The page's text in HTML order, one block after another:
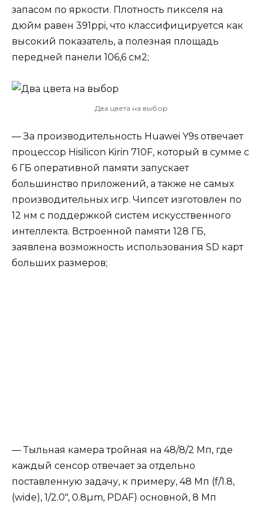
запасом по яркости. Плотность пикселя на
дюйм равен 391ppi, что классифицируется как
высокий показатель, а полезная площадь
передней панели 106,6 см2;
Два цвета на выбор
— За производительность Huawei Y9s отвечает
процессор Hisilicon Kirin 710F, который в сумме с
6 ГБ оперативной памяти запускает
большинство приложений, а также не самых
производительных игр. Чипсет изготовлен по
12 нм с поддержкой систем искусственного
интеллекта. Встроенной памяти 128 ГБ,
заявлена возможность использования SD карт
больших размеров;
— Тыльная камера тройная на 48/8/2 Мп, где
каждый сенсор отвечает за отдельно
поставленную задачу, к примеру, 48 Мп (f/1.8,
(wide), 1/2.0″, 0.8µm, PDAF) основной, 8 Мп